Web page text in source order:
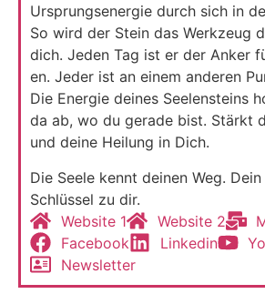
Ursprungs­en­er­gie durch sich in
So wird der Stein das Werk­zeug
dich. Jeden Tag ist er der Anker
en. Jeder ist an einem ande­ren
Die Ener­gie dei­nes See­len­steins
da ab, wo du gera­de bist. Stärkt
und dei­ne Hei­lung in Dich.
Die See­le kennt dei­nen Weg.
Schlüs­sel zu dir.
Web­site 1
Web­site 2
Face­book
Lin­ke­din
News­let­ter